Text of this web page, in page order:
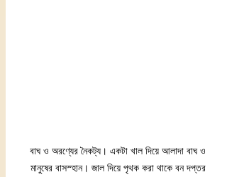
বাঘ ও অরণ্যের নৈকট্য। একটা খাল দিয়ে আলাদা বাঘ ও
মানুষের বাসস্হান। জাল দিয়ে পৃথক করা থাকে বন দপ্তর